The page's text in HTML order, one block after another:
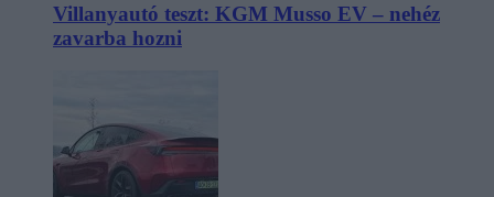
Villanyautó teszt: KGM Musso EV – nehéz
zavarba hozni